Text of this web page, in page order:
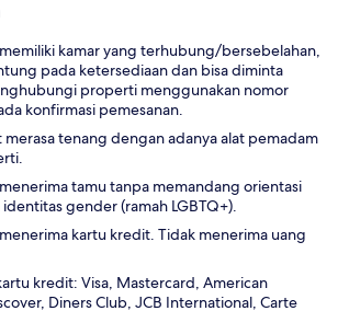
kamar yang terhubung/bersebelahan,
pada ketersediaan dan bisa diminta
properti menggunakan nomor
konfirmasi pemesanan.
merasa tenang dengan adanya alat pemadam
tamu tanpa memandang orientasi
identitas gender (ramah LGBTQ+).
kartu kredit. Tidak menerima uang
kredit: Visa, Mastercard, American
Diners Club, JCB International, Carte